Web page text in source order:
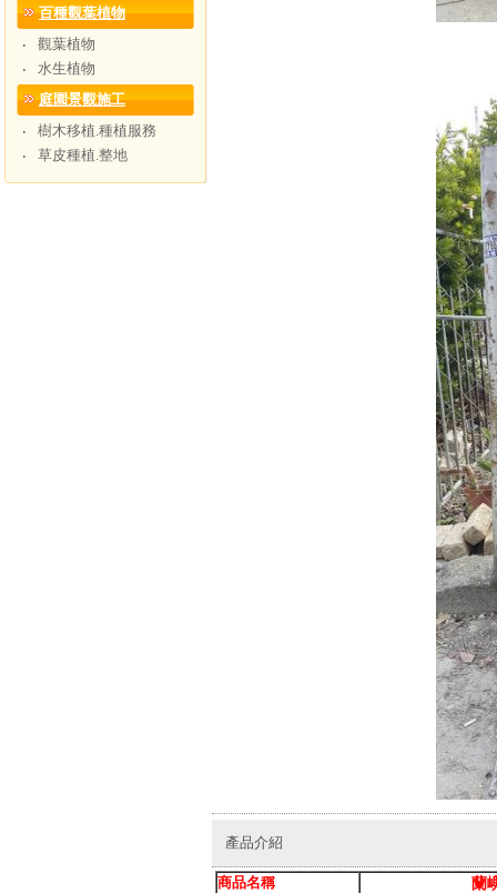
百種觀葉植物
‧
觀葉植物
‧
水生植物
庭園景觀施工
‧
樹木移植.種植服務
‧
草皮種植.整地
產品介紹
商品名稱 蘭